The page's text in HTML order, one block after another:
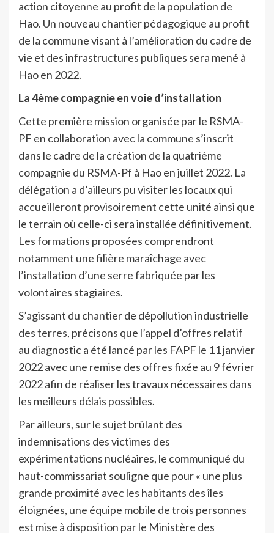
action citoyenne au profit de la population de
Hao. Un nouveau chantier pédagogique au profit
de la commune visant à l’amélioration du cadre de
vie et des infrastructures publiques sera mené à
Hao en 2022.
La 4ème compagnie en voie d’installation
Cette première mission organisée par le RSMA-
PF en collaboration avec la commune s’inscrit
dans le cadre de la création de la quatrième
compagnie du RSMA-Pf à Hao en juillet 2022. La
délégation a d’ailleurs pu visiter les locaux qui
accueilleront provisoirement cette unité ainsi que
le terrain où celle-ci sera installée définitivement.
Les formations proposées comprendront
notamment une filière maraîchage avec
l’installation d’une serre fabriquée par les
volontaires stagiaires.
S’agissant du chantier de dépollution industrielle
des terres, précisons que l’appel d’offres relatif
au diagnostic a été lancé par les FAPF le 11 janvier
2022 avec une remise des offres fixée au 9 février
2022 afin de réaliser les travaux nécessaires dans
les meilleurs délais possibles.
Par ailleurs, sur le sujet brûlant des
indemnisations des victimes des
expérimentations nucléaires, le communiqué du
haut-commissariat souligne que pour « une plus
grande proximité avec les habitants des îles
éloignées, une équipe mobile de trois personnes
est mise à disposition par le Ministère des